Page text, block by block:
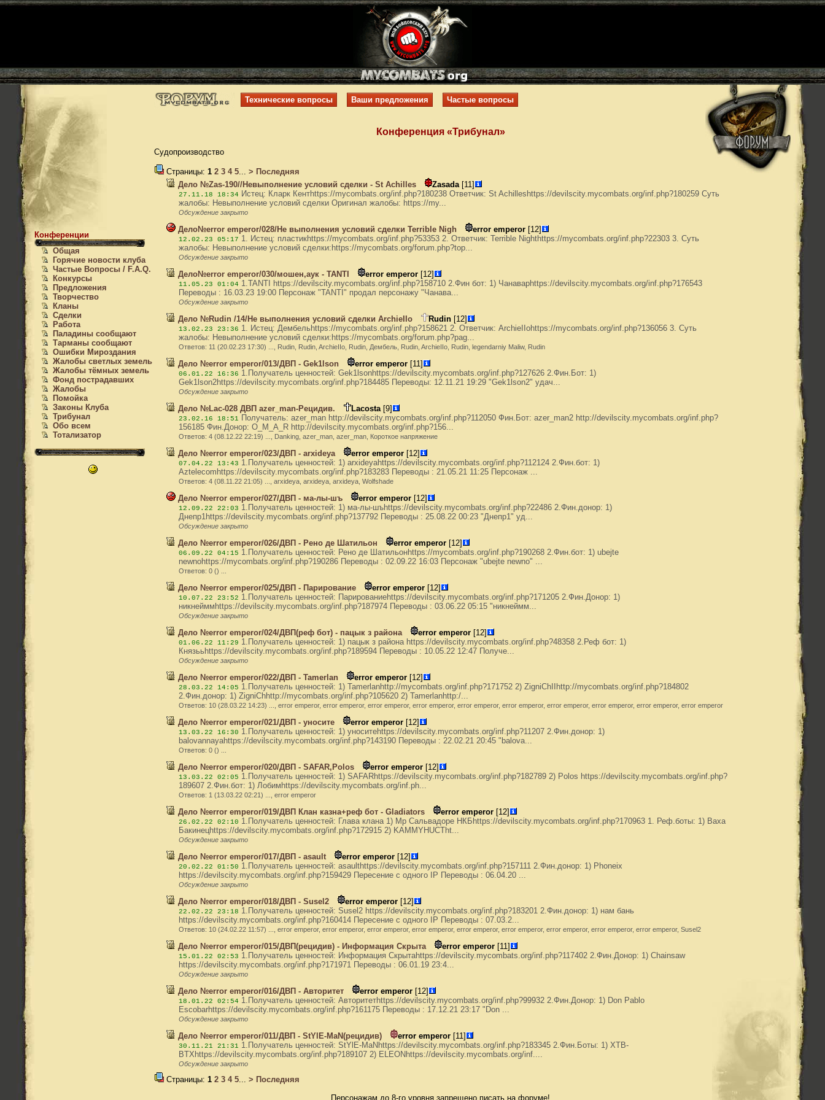
Конференции
Общая
Горячие новости клуба
Частые Вопросы / F.A.Q.
Конкурсы
Предложения
Творчество
Кланы
Сделки
Работа
Паладины сообщают
Тарманы сообщают
Ошибки Мироздания
Жалобы светлых земель
Жалобы тёмных земель
Фонд пострадавших
Жалобы
Помойка
Законы Клуба
Трибунал
Обо всем
Тотализатор
Технические вопросы Ваши предложения Частые вопросы
Конференция «Трибунал»
Судопроизводство
Страницы: 1 2 3 4 5... > Последняя
Дело №Zas-190//Невыполнение условий сделки - St Achilles
Zasada[11]
27.11.18 18:34 Истец: Кларк Кентhttps://mycombats.org/inf.php?180238 Ответчик: St Achilleshttps://devilscity.mycombats.org/inf.php?180259 Суть
жалобы: Невыполнение условий сделки Оригинал жалобы: https://my...
Обсуждение закрыто
Дело№error emperor/028/Не выполнения условий сделки Terrible Nigh error emperor[12]
12.02.23 05:17 1. Истец: пластикhttps://mycombats.org/inf.php?53353 2. Ответчик: Terrible Nighthttps://mycombats.org/inf.php?22303 3. Суть
жалобы: Невыполнение условий сделки:https://mycombats.org/forum.php?top...
Обсуждение закрыто
Дело№error emperor/030/мошен,аук - TANTI error emperor[12]
11.05.23 01:04 1.TANTI https://devilscity.mycombats.org/inf.php?158710 2.Фин бот: 1) Чанаварhttps://devilscity.mycombats.org/inf.php?176543
Переводы : 16.03.23 19:00 Персонаж "TANTI" продал персонажу "Чанава...
Обсуждение закрыто
Дело №Rudin /14/Не выполнения условий сделки ArchieIIo Rudin[12]
13.02.23 23:36 1. Истец: Дембельhttps://mycombats.org/inf.php?158621 2. Ответчик: ArchieIIohttps://mycombats.org/inf.php?136056 3. Суть
жалобы: Невыполнение условий сделки:https://mycombats.org/forum.php?pag...
Ответов: 11 (20.02.23 17:30) ..., Rudin, Rudin, ArchieIIo, Rudin, Дембель, Rudin, ArchieIIo, Rudin, legendarniy Maliw, Rudin
Дело №error emperor/013/ДВП - Gek1lson error emperor[11]
06.01.22 16:36 1.Получатель ценностей: Gek1lsonhttps://devilscity.mycombats.org/inf.php?127626 2.Фин.Бот: 1)
Gek1lson2https://devilscity.mycombats.org/inf.php?184485 Переводы: 12.11.21 19:29 "Gek1lson2" удач...
Обсуждение закрыто
Дело №Lac-028 ДВП azer_man-Рецидив. Lacosta[9]
23.02.16 18:51 Получатель: azer_man http://devilscity.mycombats.org/inf.php?112050 Фин.Бот: azer_man2 http://devilscity.mycombats.org/inf.php?
156185 Фин.Донор: O_M_A_R http://devilscity.mycombats.org/inf.php?156...
Ответов: 4 (08.12.22 22:19) ..., Danking, azer_man, azer_man, Короткое напряжение
Дело №error emperor/023/ДВП - arxideya error emperor[12]
07.04.22 13:43 1.Получатель ценностей: 1) arxideyahttps://devilscity.mycombats.org/inf.php?112124 2.Фин.бот: 1)
Aztelecomhttps://devilscity.mycombats.org/inf.php?183283 Переводы : 21.05.21 11:25 Персонаж ...
Ответов: 4 (08.11.22 21:05) ..., arxideya, arxideya, arxideya, Wolfshade
Дело №error emperor/027/ДВП - ма-лы-шъ error emperor[12]
12.09.22 22:03 1.Получатель ценностей: 1) ма-лы-шъhttps://devilscity.mycombats.org/inf.php?22486 2.Фин.донор: 1)
Днепр1https://devilscity.mycombats.org/inf.php?137792 Переводы : 25.08.22 00:23 "Днепр1" уд...
Обсуждение закрыто
Дело №error emperor/026/ДВП - Рено де Шатильон error emperor[12]
06.09.22 04:15 1.Получатель ценностей: Рено де Шатильонhttps://mycombats.org/inf.php?190268 2.Фин.бот: 1) ubejte
newnohttps://mycombats.org/inf.php?190286 Переводы : 02.09.22 16:03 Персонаж "ubejte newno" ...
Ответов: 0 () ...
Дело №error emperor/025/ДВП - Парирование error emperor[12]
10.07.22 23:52 1.Получатель ценностей: Парированиеhttps://devilscity.mycombats.org/inf.php?171205 2.Фин.Донор: 1)
никнейммhttps://devilscity.mycombats.org/inf.php?187974 Переводы : 03.06.22 05:15 "никнеймм...
Обсуждение закрыто
Дело №error emperor/024/ДВП(реф бот) - пацык з района error emperor[12]
01.06.22 11:29 1.Получатель ценностей: 1) пацык з района https://devilscity.mycombats.org/inf.php?48358 2.Реф бот: 1)
Князььhttps://devilscity.mycombats.org/inf.php?189594 Переводы : 10.05.22 12:47 Получе...
Обсуждение закрыто
Дело №error emperor/022/ДВП - Tamerlan error emperor[12]
28.03.22 14:05 1.Получатель ценностей: 1) Tamerlanhttp://mycombats.org/inf.php?171752 2) ZigniChIIhttp://mycombats.org/inf.php?184802
2.Фин.донор: 1) ZigniChhttp://mycombats.org/inf.php?105620 2) Tamerlanhttp:/...
Ответов: 10 (28.03.22 14:23) ..., error emperor, error emperor, error emperor, error emperor, error emperor, error emperor, error emperor, error emperor, error emperor, error emperor
Дело №error emperor/021/ДВП - уносите error emperor[12]
13.03.22 16:30 1.Получатель ценностей: 1) уноситеhttps://devilscity.mycombats.org/inf.php?11207 2.Фин.донор: 1)
balovannayahttps://devilscity.mycombats.org/inf.php?143190 Переводы : 22.02.21 20:45 "balova...
Ответов: 0 () ...
Дело №error emperor/020/ДВП - SAFAR,Polos error emperor[12]
13.03.22 02:05 1.Получатель ценностей: 1) SAFARhttps://devilscity.mycombats.org/inf.php?182789 2) Polos https://devilscity.mycombats.org/inf.php?
189607 2.Фин.бот: 1) Лобимhttps://devilscity.mycombats.org/inf.ph...
Ответов: 1 (13.03.22 02:21) ..., error emperor
Дело №error emperor/019/ДВП Клан казна+реф бот - Gladiators error emperor[12]
26.02.22 02:10 1.Получатель ценностей: Глава клана 1) Мр Сальвадоре НКБhttps://devilscity.mycombats.org/inf.php?170963 1. Реф.боты: 1) Ваха
Бакинецhttps://devilscity.mycombats.org/inf.php?172915 2) KAMMYHUCTht...
Обсуждение закрыто
Дело №error emperor/017/ДВП - asault error emperor[12]
20.02.22 01:50 1.Получатель ценностей: asaulthttps://devilscity.mycombats.org/inf.php?157111 2.Фин.донор: 1) Phoneix
https://devilscity.mycombats.org/inf.php?159429 Пересение с одного IP Переводы : 06.04.20 ...
Обсуждение закрыто
Дело №error emperor/018/ДВП - Susel2 error emperor[12]
22.02.22 23:18 1.Получатель ценностей: Susel2 https://devilscity.mycombats.org/inf.php?183201 2.Фин.донор: 1) нам бань
https://devilscity.mycombats.org/inf.php?160414 Пересение с одного IP Переводы : 07.03.2...
Ответов: 10 (24.02.22 11:57) ..., error emperor, error emperor, error emperor, error emperor, error emperor, error emperor, error emperor, error emperor, error emperor, Susel2
Дело №error emperor/015/ДВП(рецидив) - Информация Скрыта error emperor[11]
15.01.22 02:53 1.Получатель ценностей: Информация Скрытаhttps://devilscity.mycombats.org/inf.php?117402 2.Фин.Донор: 1) Chainsaw
https://devilscity.mycombats.org/inf.php?171971 Переводы : 06.01.19 23:4...
Обсуждение закрыто
Дело №error emperor/016/ДВП - Авторитет error emperor[12]
18.01.22 02:54 1.Получатель ценностей: Авторитетhttps://devilscity.mycombats.org/inf.php?99932 2.Фин.Донор: 1) Don Pablo
Escobarhttps://devilscity.mycombats.org/inf.php?161175 Переводы : 17.12.21 23:17 "Don ...
Обсуждение закрыто
Дело №error emperor/011/ДВП - StYlE-MaN(рецидив) error emperor[11]
30.11.21 21:31 1.Получатель ценностей: StYlE-MaNhttps://devilscity.mycombats.org/inf.php?183345 2.Фин.Боты: 1) XTB-
BTXhttps://devilscity.mycombats.org/inf.php?189107 2) ELEONhttps://devilscity.mycombats.org/inf....
Обсуждение закрыто
Страницы: 1 2 3 4 5... > Последняя
Персонажам до 8-го уровня запрещено писать на форуме!